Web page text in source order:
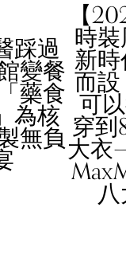
踩過
變餐
藥食
為核
無負
【
時
新
而
可
穿到
大衣